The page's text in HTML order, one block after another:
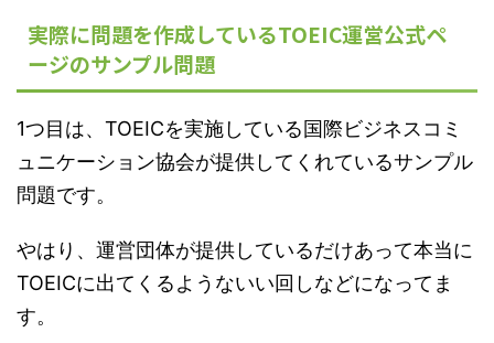
実際に問題を作成しているTOEIC運営公式ペ
ージのサンプル問題
1つ目は、TOEICを実施している国際ビジネスコミ
ュニケーション協会が提供してくれているサンプル
問題です。
やはり、運営団体が提供しているだけあって本当に
TOEICに出てくるようないい回しなどになってま
す。